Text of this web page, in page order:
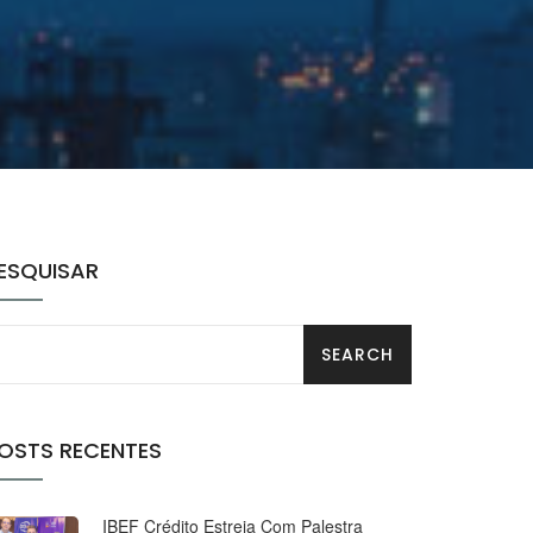
RECENTES
IBEF Crédito Estreia Com Palestra